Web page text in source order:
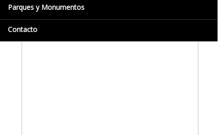
Parques y Monumentos
Contacto